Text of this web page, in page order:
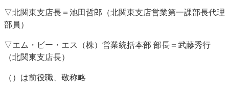
2022 見える化・MIS特集
特集・デジタル印刷 アイデアで勝負！ ～多様なビジネス・多彩な商材～
JAPAN PACK 2023 特集
中古印刷機・製本機特集
2022 検査・校正特集
特集・デジタル印刷 ～ 新成長軌道を描く
案内
▽北関東支店長＝池田哲郎（北関東支店営業第一課部長代理
部員）
▽エム・ビー・エス（株）営業統括本部 部長＝武藤秀行
（北関東支店長）
（）は前役職、敬称略